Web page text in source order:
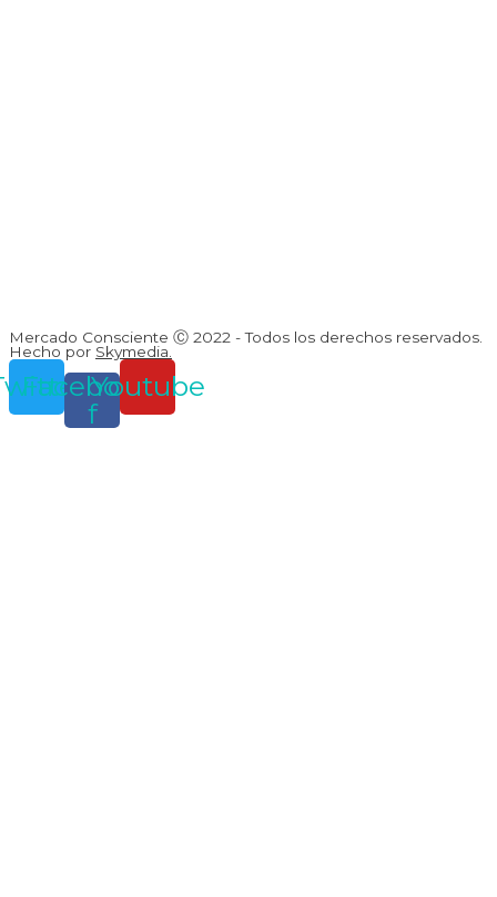
Mercado Consciente Ⓒ 2022 - Todos los derechos reservados.
Hecho por Skymedia.
Facebook-
f
Youtube